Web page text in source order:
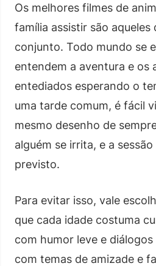
Os melhores filmes de
família assistir são aqueles
conjunto. Todo mundo se
entendem a aventura e os
entediados esperando o
uma tarde comum, é fácil
mesmo desenho de
alguém se irrita, e a
previsto.
Para evitar isso, vale
que cada idade costuma
com humor leve e
com temas de amizade e